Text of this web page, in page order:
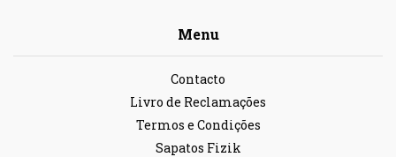
Menu
Contacto
Livro de Reclamações
Termos e Condições
Sapatos Fizik